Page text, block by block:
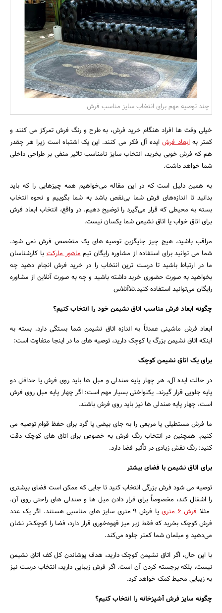
بانک، بیمه و سرمایه
مسکن و ساختمان
چند توصیه مهم برای انتخاب سایز مناسب فرش
خیلی وقت ها افراد هنگام خرید فرش، به طرح و رنگ فرش تمرکز می کنند و
کمتر بهابعاد فرشایده آل فکر می کنند. این یک اشتباه است زیرا هر چقدر
هم که فرش خوبی بخرید، انتخاب سایز نامناسب تاثیر منفی بر طراحی داخلی
شما خواهد داشت.
به همین دلیل است که در این مقاله می‌خواهیم همه چیزهایی را که باید
بدانید تا اندازه‌های فرش شما بی‌نقص باشد به شما بگوییم و نحوه انتخاب
بسته به محیطی که قرار می‌گیرد را توضیح دهیم. در واقع، انتخاب ابعاد فرش
برای اتاق خواب یا اتاق نشیمن شما یکسان نیست.
مراقب باشید، هیچ چیز جایگزین توصیه های یک متخصص فرش نمی شود.
شما می توانید برای استفاده از مشاوره رایگان تیمماهور مارکتبا کارشناسان
ما در ارتباط باشید تا درست ترین انتخاب را در خرید فرش انجام دهید چه
بخواهید به صورت حضوری خرید داشته باشید و چه به صورت آنلاین از مشاوره
رایگان می‌توانید استفاده کنید.نلاآنلاس
چگونه ابعاد فرش مناسب اتاق نشیمن خود را انتخاب کنیم؟
ابعاد فرش ماشینی عمدتاً به اندازه اتاق نشیمن شما بستگی دارد. بسته به
اینکه اتاق نشیمن بزرگ یا کوچک دارید، توصیه های ما در اینجا متفاوت است:
برای یک اتاق نشیمن کوچک
در حالت ایده آل، هر چهار پایه صندلی و مبل ها باید روی فرش یا حداقل دو
پایه جلویی قرار گیرند. یکنواختی بسیار مهم است: اگر چهار پایه مبل روی فرش
است، چهار پایه صندلی ها نیز باید روی فرش باشند.
ما فرش مستطیلی یا مربعی را به جای بیضی یا گرد برای حفظ قوام توصیه می
کنیم. همچنین در انتخاب رنگ فرش به خصوص برای اتاق های کوچک دقت
کنید: رنگ نقش زیادی در تأثیر فضا دارد.
برای اتاق نشیمن با فضای بیشتر
توصیه می شود فرش بزرگی انتخاب کنید تا جایی که ممکن است فضای بیشتری
را اشغال کند، مخصوصاً برای قرار دادن مبل ها و صندلی های راحتی روی آن.
مثلا فرش ۶ متری
یا فرش 9 متری سایز های مناسبی هستند. اگر یک عدد
فرش کوچک بخرید که فقط زیر میز قهوه‌خوری قرار دارد، فضا را کوچک‌تر نشان
می‌دهید و مبلمان شما کمتر جلوه می‌کند.
با این حال، اگر اتاق نشیمن کوچک دارید، هدف پوشاندن کل کف اتاق نشیمن
نیست، بلکه برجسته کردن آن است. اگر فرش زیبایی دارید، انتخاب درست نیز
به زیبایی محیط کمک خواهد کرد.
چگونه سایز فرش آشپزخانه را انتخاب کنیم؟